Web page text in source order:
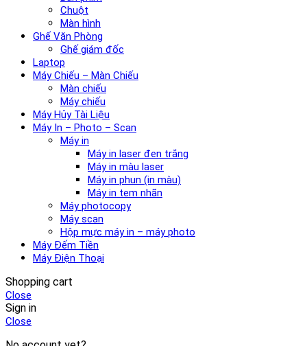
Chuột
Màn hình
Ghế Văn Phòng
Ghế giám đốc
Laptop
Máy Chiếu – Màn Chiếu
Màn chiếu
Máy chiếu
Máy Hủy Tài Liệu
Máy In – Photo – Scan
Máy in
Máy in laser đen trắng
Máy in màu laser
Máy in phun (in màu)
Máy in tem nhãn
Máy photocopy
Máy scan
Hộp mực máy in – máy photo
Máy Đếm Tiền
Máy Điện Thoại
Shopping cart
Close
Sign in
Close